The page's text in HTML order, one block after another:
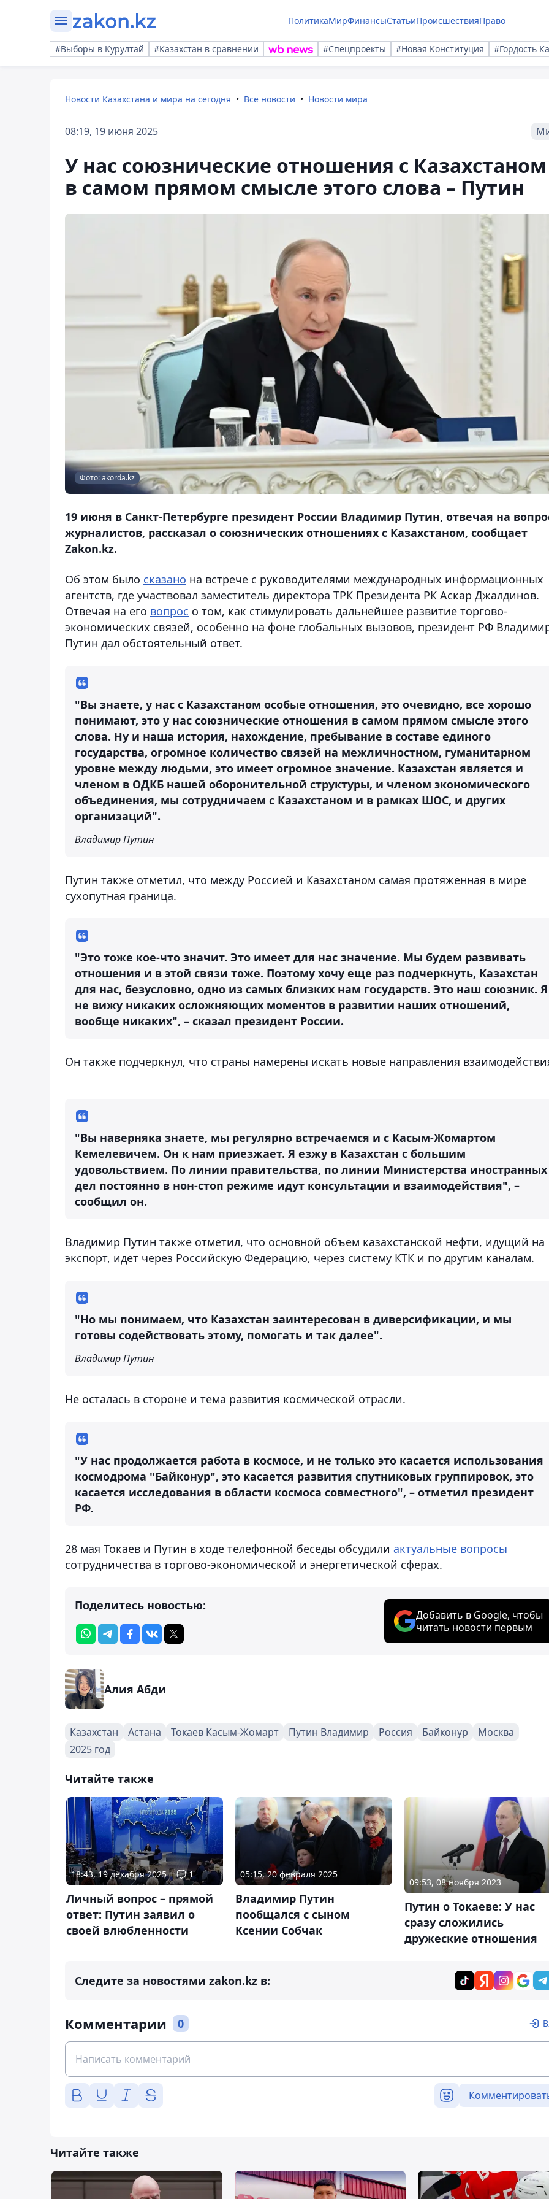
ПолитикаМирФинансыСтатьиПроисшествияПраво
#Выборы в Курултай #Казахстан в сравнении #Спецпроекты #Новая Конституция #Гордость
Новости Казахстана и мира на сегодня Все новости Новости мира
08:19, 19 июня 2025
У нас союзнические отношения с Казахстаном
в самом прямом смысле этого слова – Путин
Фото: akorda.kz
19 июня в Санкт-Петербурге президент России Владимир Путин, отвечая на
журналистов, рассказал о союзнических отношениях с Казахстаном, сообщает
Zakon.kz.
Об этом было сказано на встрече с руководителями международных информационных
агентств, где участвовал заместитель директора ТРК Президента РК Аскар Джалдинов.
Отвечая на его вопрос о том, как стимулировать дальнейшее развитие торгово-
экономических связей, особенно на фоне глобальных вызовов, президент РФ
Путин дал обстоятельный ответ.
"Вы знаете, у нас с Казахстаном особые отношения, это очевидно, все хорошо
понимают, это у нас союзнические отношения в самом прямом смысле этого
слова. Ну и наша история, нахождение, пребывание в составе единого
государства, огромное количество связей на межличностном, гуманитарном
уровне между людьми, это имеет огромное значение. Казахстан является и
членом в ОДКБ нашей оборонительной структуры, и членом экономического
объединения, мы сотрудничаем с Казахстаном и в рамках ШОС, и других
организаций".
Владимир Путин
Путин также отметил, что между Россией и Казахстаном самая протяженная в мире
сухопутная граница.
"Это тоже кое-что значит. Это имеет для нас значение. Мы будем развивать
отношения и в этой связи тоже. Поэтому хочу еще раз подчеркнуть, Казахстан
для нас, безусловно, одно из самых близких нам государств. Это наш союзник. Я
не вижу никаких осложняющих моментов в развитии наших отношений,
вообще никаких", – сказал президент России.
Он также подчеркнул, что страны намерены искать новые направления
"Вы наверняка знаете, мы регулярно встречаемся и с Касым-Жомартом
Кемелевичем. Он к нам приезжает. Я езжу в Казахстан с большим
удовольствием. По линии правительства, по линии Министерства иностранных
дел постоянно в нон-стоп режиме идут консультации и взаимодействия", –
сообщил он.
Владимир Путин также отметил, что основной объем казахстанской нефти, идущий на
экспорт, идет через Российскую Федерацию, через систему КТК и по другим каналам.
"Но мы понимаем, что Казахстан заинтересован в диверсификации, и мы
готовы содействовать этому, помогать и так далее".
Владимир Путин
Не осталась в стороне и тема развития космической отрасли.
"У нас продолжается работа в космосе, и не только это касается использования
космодрома "Байконур", это касается развития спутниковых группировок, это
касается исследования в области космоса совместного", – отметил президент
РФ.
28 мая Токаев и Путин в ходе телефонной беседы обсудили актуальные вопросы
сотрудничества в торгово-экономической и энергетической сферах.
Поделитесь новостью:
Добавить в Google, чтобы
читать новости первым
Алия Абди
Казахстан Астана Токаев Касым-Жомарт Путин Владимир Россия Байконур
Москва
2025 год
Читайте также
18:43, 19 декабря 2025 1
Личный вопрос – прямой
ответ: Путин заявил о
своей влюбленности
05:15, 20 февраля 2025
Владимир Путин
пообщался с сыном
Ксении Собчак
09:53, 08 ноября 2023
Путин о Токаеве: У нас
сразу сложились
дружеские отношения
Следите за новостями zakon.kz в:
Комментарии 0
Читайте также